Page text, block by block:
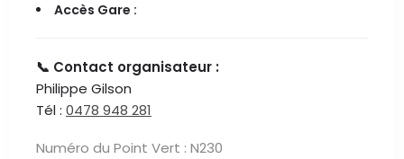
Accès Gare :
📞 Contact organisateur :
Philippe Gilson
Tél : 0478 948 281
Numéro du Point Vert : N230